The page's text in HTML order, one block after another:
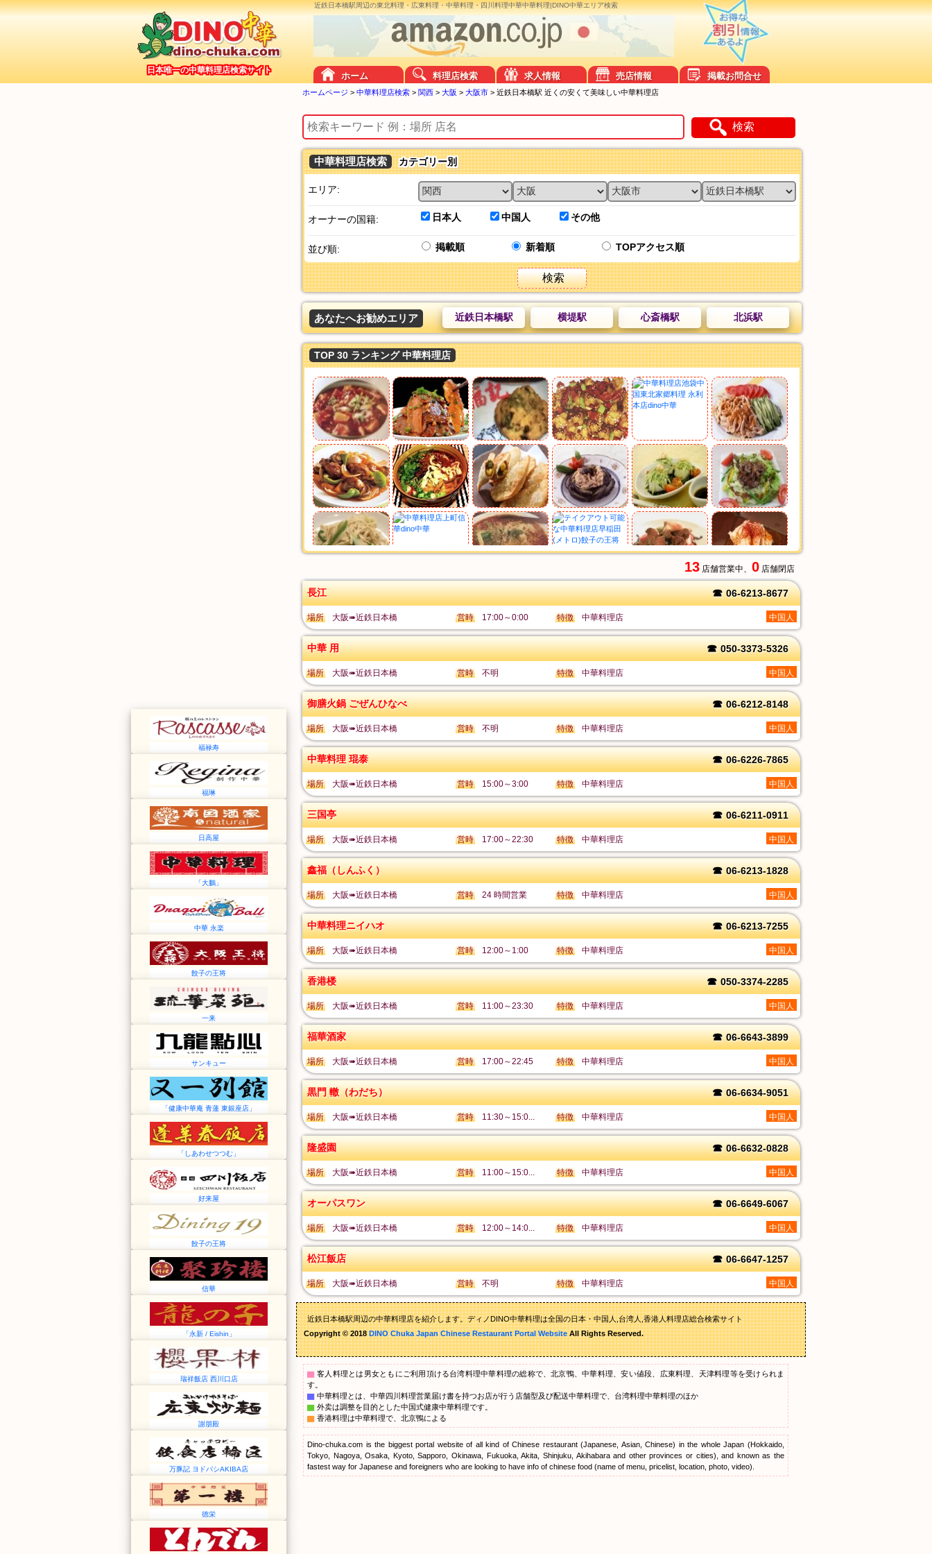
近鉄日本橋駅周辺の東北料理・広東料理・中華料理・四川料理中華中華料理|DINO中華エリア検索
日本唯一の中華料理店検索サイト
ホーム 料理店検索 求人情報 売店情報 掲載お問合せ
福禄寿
福琳
日高屋
「大鵬」
中華 永楽
餃子の王将
一来
サンキュー
「健康中華庵 青蓮 東銀座店」
「しあわせつつむ」
好来屋
餃子の王将
信華
「永新 / Eishin」
瑞祥飯店 西川口店
謝朋殿
万豚記 ヨドバシAKIBA店
徳栄
ホームページ > 中華料理店検索 > 関西 > 大阪 > 大阪市 > 近鉄日本橋駅 近くの安くて美味しい中華料理店
検索
中華料理店検索 カテゴリー別
エリア:
オーナーの国籍: 日本人 中国人 その他
並び順: 掲載順 新着順 TOPアクセス順
検索
あなたへお勧めエリア 北浜駅
心斎橋駅
横堤駅
近鉄日本橋駅
TOP 30 ランキング 中華料理店
13 店舗営業中、 0 店舗閉店
長江 ☎ 06-6213-8677
場所 大阪➠近鉄日本橋 営時 17:00～0:00 特徴 中華料理店 中国人
中華 用 ☎ 050-3373-5326
場所 大阪➠近鉄日本橋 営時 不明 特徴 中華料理店 中国人
御膳火鍋 ごぜんひなべ ☎ 06-6212-8148
場所 大阪➠近鉄日本橋 営時 不明 特徴 中華料理店 中国人
中華料理 琨泰 ☎ 06-6226-7865
場所 大阪➠近鉄日本橋 営時 15:00～3:00 特徴 中華料理店 中国人
三国亭 ☎ 06-6211-0911
場所 大阪➠近鉄日本橋 営時 17:00～22:30 特徴 中華料理店 中国人
鑫福（しんふく） ☎ 06-6213-1828
場所 大阪➠近鉄日本橋 営時 24 時間営業 特徴 中華料理店 中国人
中華料理ニイハオ ☎ 06-6213-7255
場所 大阪➠近鉄日本橋 営時 12:00～1:00 特徴 中華料理店 中国人
香港楼 ☎ 050-3374-2285
場所 大阪➠近鉄日本橋 営時 11:00～23:30 特徴 中華料理店 中国人
福華酒家 ☎ 06-6643-3899
場所 大阪➠近鉄日本橋 営時 17:00～22:45 特徴 中華料理店 中国人
黒門 轍（わだち） ☎ 06-6634-9051
場所 大阪➠近鉄日本橋 営時 11:30～15:0... 特徴 中華料理店 中国人
隆盛園 ☎ 06-6632-0828
場所 大阪➠近鉄日本橋 営時 11:00～15:0... 特徴 中華料理店 中国人
オーパスワン ☎ 06-6649-6067
場所 大阪➠近鉄日本橋 営時 12:00～14:0... 特徴 中華料理店 中国人
松江飯店 ☎ 06-6647-1257
場所 大阪➠近鉄日本橋 営時 不明 特徴 中華料理店 中国人
近鉄日本橋駅周辺の中華料理店を紹介します。ディノDINO中華料理は全国の日本・中国人,台湾人,香港人料理店総合検索サイト
Copyright © 2018DINO Chuka Japan Chinese Restaurant Portal WebsiteAll Rights Reserved.
▇ 客人料理とは男女ともにご利用頂ける台湾料理中華料理の総称で、北京鴨、中華料理、安い値段、広東料理、天津料理等を受けられま
す。
▇ 中華料理とは、中華四川料理営業届け書を持つお店が行う店舗型及び配送中華料理で、台湾料理中華料理のほか
▇ 外卖は調整を目的とした中国式健康中華料理です。
▇ 香港料理は中華料理で、北京鴨による
Dino-chuka.com is the biggest portal website of all kind of Chinese restaurant (Japanese, Asian, Chinese) in the whole Japan (Hokkaido,
Tokyo, Nagoya, Osaka, Kyoto, Sapporo, Okinawa, Fukuoka, Akita, Shinjuku, Akihabara and other provinces or cities), and known as the
fastest way for Japanese and foreigners who are looking to have info of chinese food (name of menu, pricelist, location, photo, video).